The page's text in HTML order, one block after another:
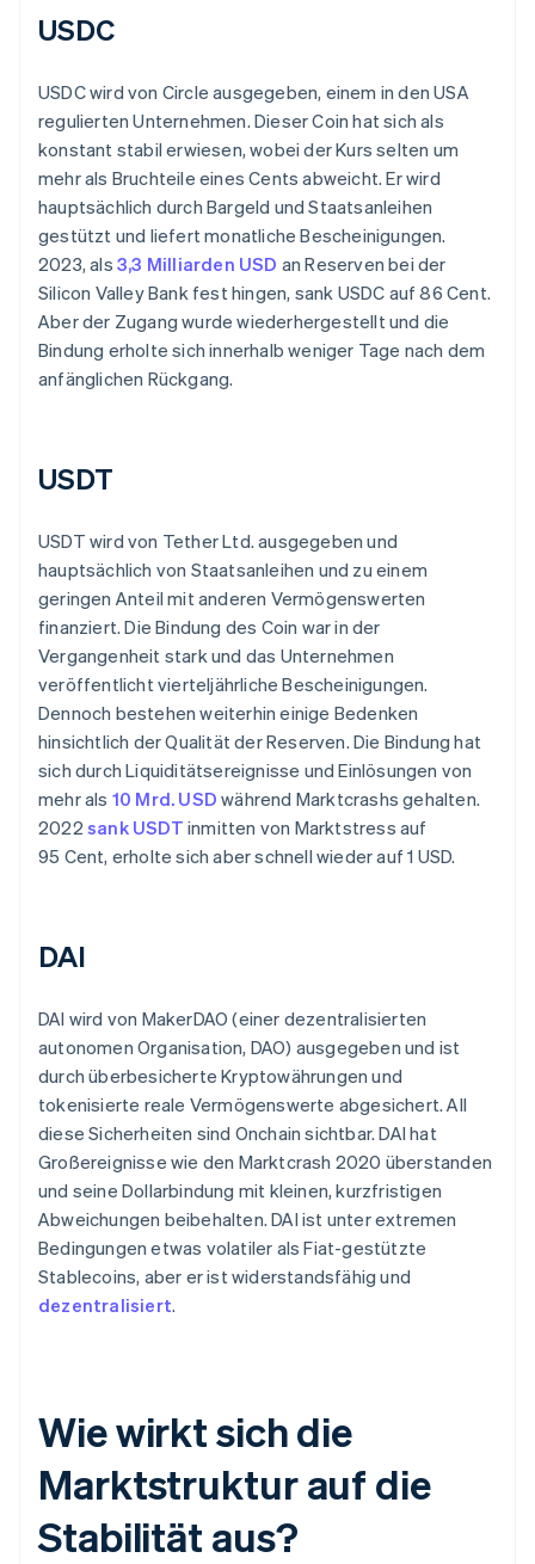
USDC
USDC wird von Circle ausgegeben, einem in den USA
regulierten Unternehmen. Dieser Coin hat sich als
konstant stabil erwiesen, wobei der Kurs selten um
mehr als Bruchteile eines Cents abweicht. Er wird
hauptsächlich durch Bargeld und Staatsanleihen
gestützt und liefert monatliche Bescheinigungen.
2023, als 3,3 Milliarden USD an Reserven bei der
Silicon Valley Bank fest hingen, sank USDC auf 86 Cent.
Aber der Zugang wurde wiederhergestellt und die
Bindung erholte sich innerhalb weniger Tage nach dem
anfänglichen Rückgang.
USDT
USDT wird von Tether Ltd. ausgegeben und
hauptsächlich von Staatsanleihen und zu einem
geringen Anteil mit anderen Vermögenswerten
finanziert. Die Bindung des Coin war in der
Vergangenheit stark und das Unternehmen
veröffentlicht vierteljährliche Bescheinigungen.
Dennoch bestehen weiterhin einige Bedenken
hinsichtlich der Qualität der Reserven. Die Bindung hat
sich durch Liquiditätsereignisse und Einlösungen von
mehr als 10 Mrd. USD während Marktcrashs gehalten.
2022 sank USDT inmitten von Marktstress auf
95 Cent, erholte sich aber schnell wieder auf 1 USD.
DAI
DAI wird von MakerDAO (einer dezentralisierten
autonomen Organisation, DAO) ausgegeben und ist
durch überbesicherte Kryptowährungen und
tokenisierte reale Vermögenswerte abgesichert. All
diese Sicherheiten sind Onchain sichtbar. DAI hat
Großereignisse wie den Marktcrash 2020 überstanden
und seine Dollarbindung mit kleinen, kurzfristigen
Abweichungen beibehalten. DAI ist unter extremen
Bedingungen etwas volatiler als Fiat-gestützte
Stablecoins, aber er ist widerstandsfähig und
dezentralisiert.
Wie wirkt sich die
Marktstruktur auf die
Stabilität aus?